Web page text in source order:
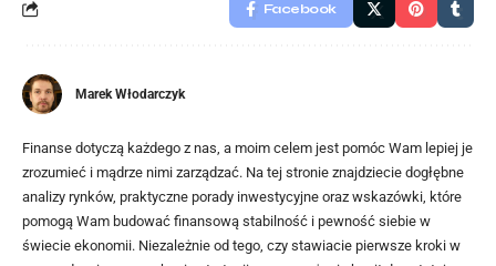
Facebook
Marek Włodarczyk
Finanse dotyczą każdego z nas, a moim celem jest pomóc Wam lepiej je
zrozumieć i mądrze nimi zarządzać. Na tej stronie znajdziecie dogłębne
analizy rynków, praktyczne porady inwestycyjne oraz wskazówki, które
pomogą Wam budować finansową stabilność i pewność siebie w
świecie ekonomii. Niezależnie od tego, czy stawiacie pierwsze kroki w